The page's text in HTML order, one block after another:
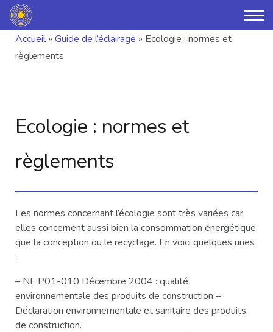
Accueil» Guide de l’éclairage » Ecologie : normes et
règlements
Ecologie : normes et
règlements
Les normes concernant l’écologie sont très variées car
elles concernent aussi bien la consommation énergétique
que la conception ou le recyclage. En voici quelques unes
:
– NF P01-010 Décembre 2004 : qualité
environnementale des produits de construction –
Déclaration environnementale et sanitaire des produits
de construction.